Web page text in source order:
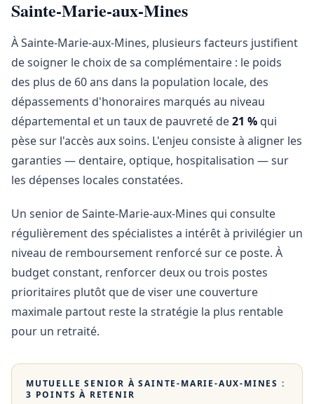
Sainte-Marie-aux-Mines
À Sainte-Marie-aux-Mines, plusieurs facteurs justifient
de soigner le choix de sa complémentaire : le poids
des plus de 60 ans dans la population locale, des
dépassements d'honoraires marqués au niveau
départemental et un taux de pauvreté de21 % qui
pèse sur l'accès aux soins. L'enjeu consiste à aligner les
garanties — dentaire, optique, hospitalisation — sur
les dépenses locales constatées.
Un senior de Sainte-Marie-aux-Mines qui consulte
régulièrement des spécialistes a intérêt à privilégier un
niveau de remboursement renforcé sur ce poste. À
budget constant, renforcer deux ou trois postes
prioritaires plutôt que de viser une couverture
maximale partout reste la stratégie la plus rentable
pour un retraité.
MUTUELLE SENIOR ÀSAINTE-MARIE-AUX-MINES :
3 POINTS À RETENIR